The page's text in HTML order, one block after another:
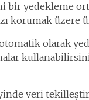
bir yedekleme
korumak
olarak
veri